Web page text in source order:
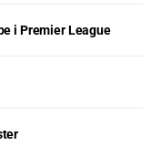
i Premier League